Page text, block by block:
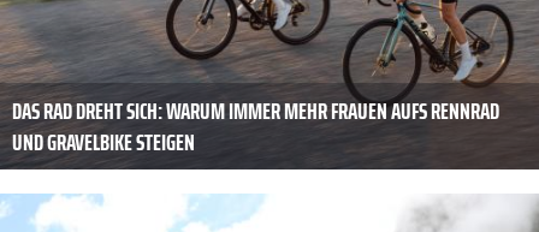
DAS RAD DREHT SICH: WARUM IMMER MEHR FRAUEN AUFS RENNRAD
UND GRAVELBIKE STEIGEN